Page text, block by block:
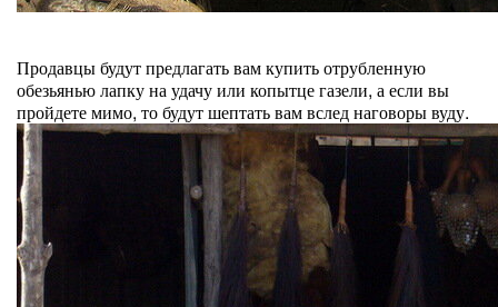
Продавцы будут предлагать вам купить отрубленную
обезьянью лапку на удачу или копытце газели, а если вы
пройдете мимо, то будут шептать вам вслед наговоры вуду.